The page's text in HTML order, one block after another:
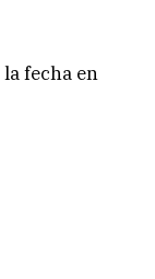
fecha en